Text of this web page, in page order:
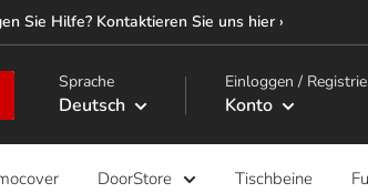
Sie Hilfe? Kontaktieren Sie uns hier ›
Sprache
Deutsch
Einloggen /
Konto
DoorStore Tischbeine